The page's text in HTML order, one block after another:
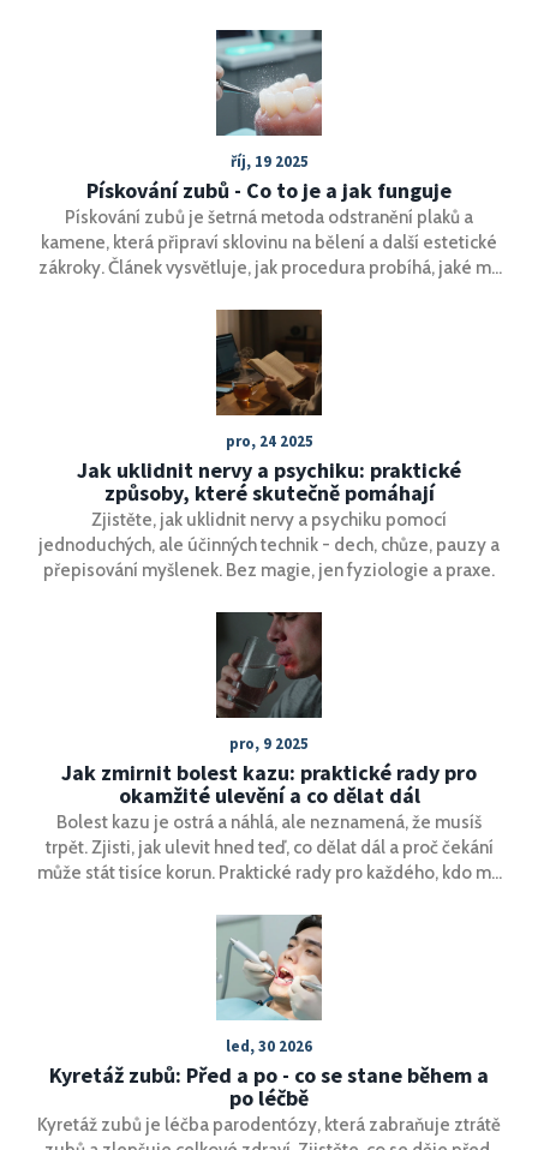
říj, 19 2025
Pískování zubů - Co to je a jak funguje
Pískování zubů je šetrná metoda odstranění plaků a
kamene, která připraví sklovinu na bělení a další estetické
zákroky. Článek vysvětluje, jak procedura probíhá, jaké má
pro, 24 2025
Jak uklidnit nervy a psychiku: praktické
způsoby, které skutečně pomáhají
Zjistěte, jak uklidnit nervy a psychiku pomocí
jednoduchých, ale účinných technik - dech, chůze, pauzy a
přepisování myšlenek. Bez magie, jen fyziologie a praxe.
pro, 9 2025
Jak zmirnit bolest kazu: praktické rady pro
okamžité ulevění a co dělat dál
Bolest kazu je ostrá a náhlá, ale neznamená, že musíš
trpět. Zjisti, jak ulevit hned teď, co dělat dál a proč čekání
může stát tisíce korun. Praktické rady pro každého, kdo má
led, 30 2026
Kyretáž zubů: Před a po - co se stane během a
po léčbě
Kyretáž zubů je léčba parodentózy, která zabraňuje ztrátě